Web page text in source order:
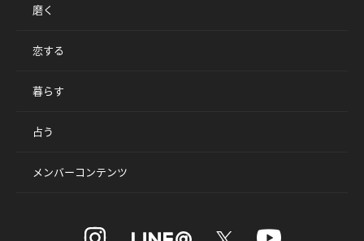
磨く
恋する
暮らす
占う
メンバーコンテンツ